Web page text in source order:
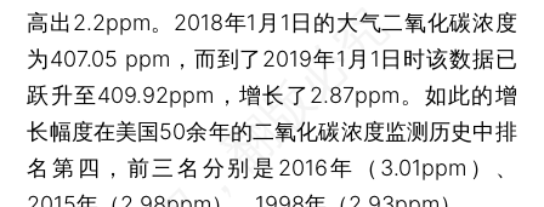
高出2.2ppm。2018年1月1日的大气二氧化碳浓度
为407.05 ppm，而到了2019年1月1日时该数据已
跃升至409.92ppm，增长了2.87ppm。如此的增
长幅度在美国50余年的二氧化碳浓度监测历史中排
名第四，前三名分别是2016年（3.01ppm）、